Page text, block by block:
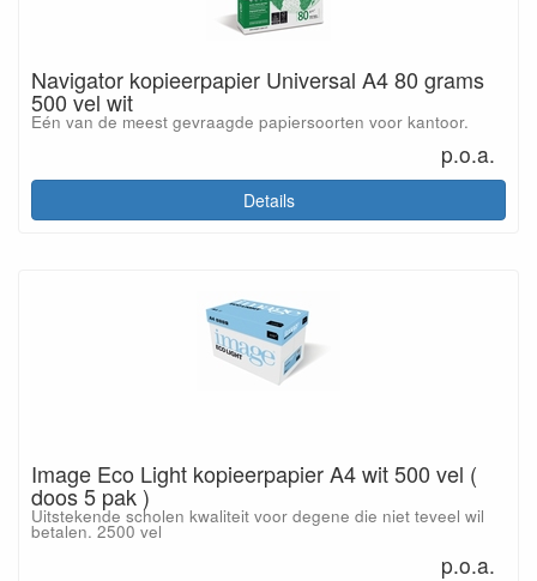
Navigator kopieerpapier Universal A4 80 grams
500 vel wit
Eén van de meest gevraagde papiersoorten voor kantoor.
p.o.a.
Details
Image Eco Light kopieerpapier A4 wit 500 vel (
doos 5 pak )
Uitstekende scholen kwaliteit voor degene die niet teveel wil
betalen. 2500 vel
p.o.a.